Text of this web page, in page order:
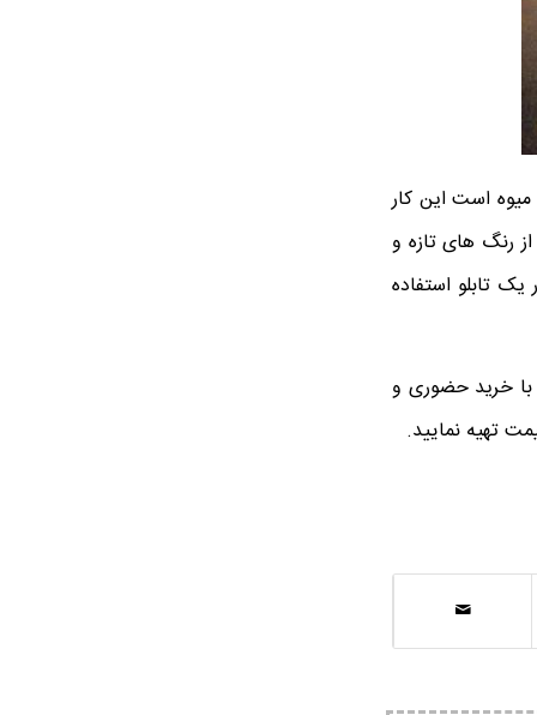
میوه است این کار
رنگ های تازه و
یک تابلو استفاده
با خرید حضوری و
تهیه نمایید.